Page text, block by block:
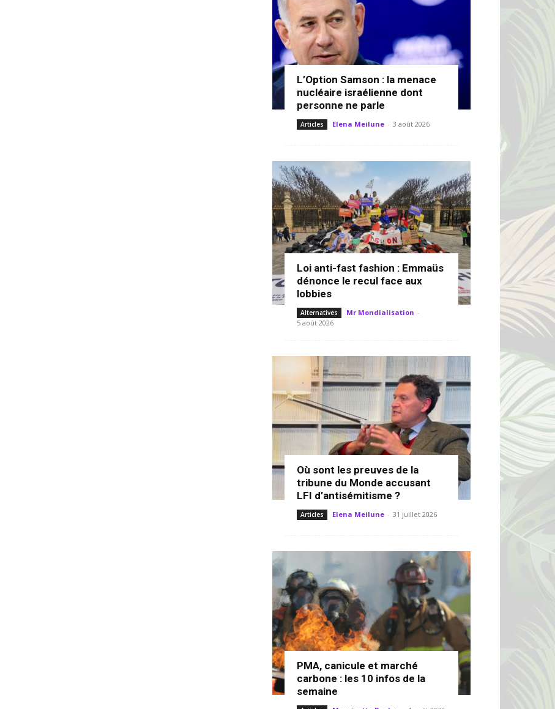
L’Option Samson : la menace
nucléaire israélienne dont
personne ne parle
Articles Elena Meilune - 3 août 2026
Loi anti-fast fashion : Emmaüs
dénonce le recul face aux
lobbies
Alternatives Mr Mondialisation -
5 août 2026
Où sont les preuves de la
tribune du Monde accusant
LFI d’antisémitisme ?
Articles Elena Meilune - 31 juillet 2026
PMA, canicule et marché
carbone : les 10 infos de la
semaine